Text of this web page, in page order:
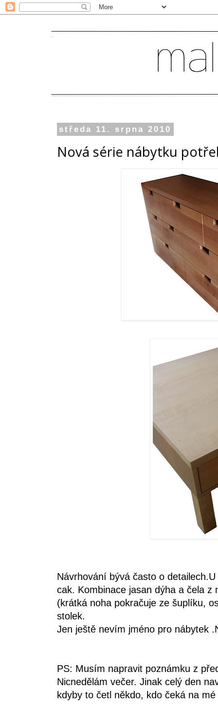
středa 11. srpna 2010
Nová série nábytku
Návrhování bývá často o
cak. Kombinace jasan dýha a čela
(krátká noha pokračuje ze šuplíku,
stolek.
Jen ještě nevím jméno pro nábytek
PS: Musím napravit poznámku z
Nicnedělám večer. Jinak celý den
kdyby to četl někdo, kdo čeká na mé